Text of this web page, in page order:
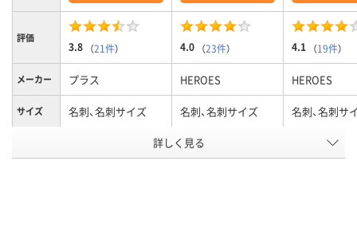
評価
3.8 （21件） 4.0 （23件） 4.1 （19件）
メーカー プラス HEROES HEROES
サイズ 名刺、名刺サイズ 名刺、名刺サイズ 名刺、名刺サ
ループ
クリア(透明・半透明)
系
グレー系 グレー系
詳しく見る